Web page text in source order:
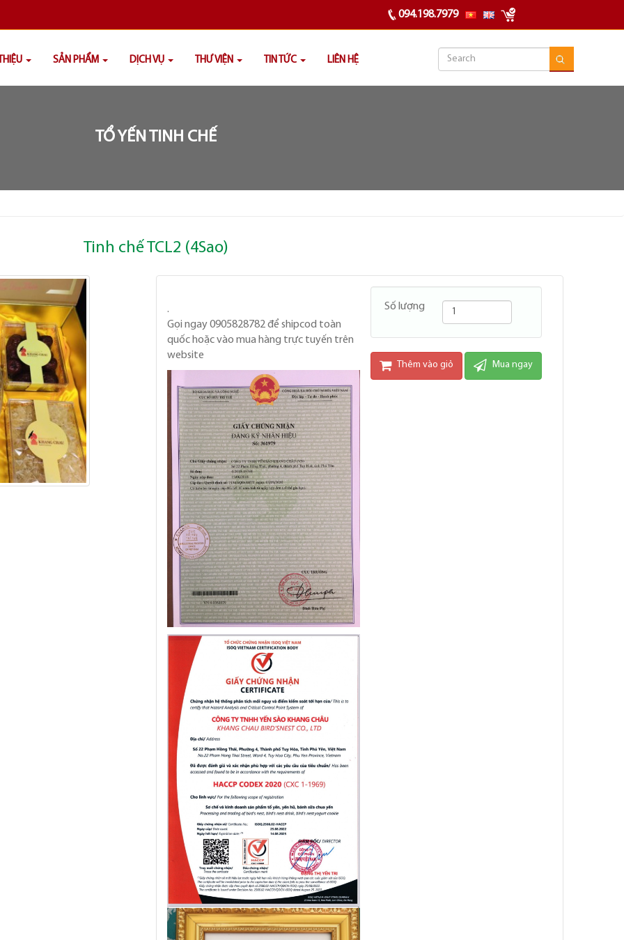
094.198.7979
SẢN PHẨM DỊCH VỤ THƯ VIỆN TIN TỨC LIÊN HỆ
TỔ YẾN TINH CHẾ
Tinh chế TCL2 (4Sao)
.
Gọi ngay 0905828782 để shipcod toàn
quốc hoặc vào mua hàng trực tuyến trên
website
Số lượng
Thêm vào giỏ Mua ngay